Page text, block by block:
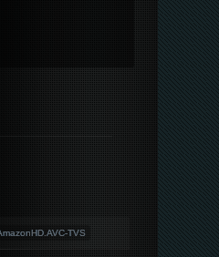
TVS